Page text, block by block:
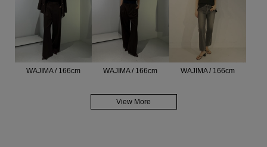
WAJIMA / 166cm WAJIMA / 166cm WAJIMA / 166cm
View More